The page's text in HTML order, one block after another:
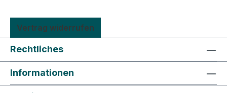
Vertrag widerrufen
Rechtliches
Informationen